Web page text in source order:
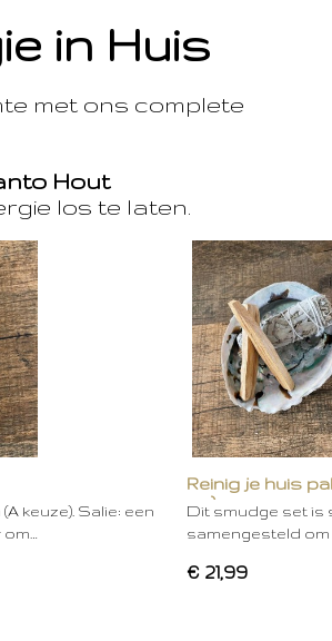
in Huis
met ons complete
Hout
los te laten.
keuze). Salie: een
Reinig je huis
cm)
Dit smudge set is
samengesteld om
€ 21,99